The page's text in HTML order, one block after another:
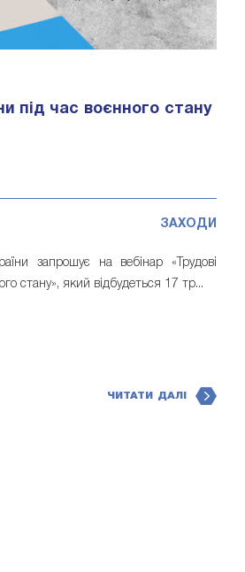
під час воєнного стану
ЗАХОДИ
запрошує на вебінар «Трудові
стану», який відбудеться 17 тр...
ЧИТАТИ ДАЛІ